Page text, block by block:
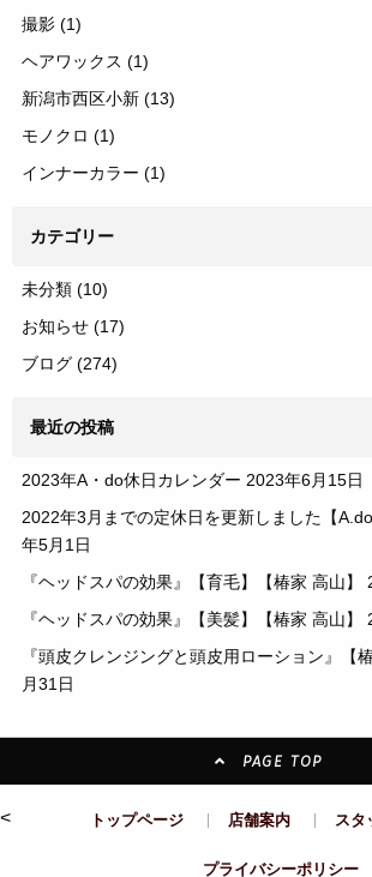
撮影 (1)
ヘアワックス (1)
新潟市西区小新 (13)
モノクロ (1)
インナーカラー (1)
カテゴリー
未分類 (10)
お知らせ (17)
ブログ (274)
最近の投稿
2023年A・do休日カレンダー 2023年6月15日
2022年3月までの定休日を更新しました【
年5月1日
『ヘッドスパの効果』【育毛】【椿家 高山】
『ヘッドスパの効果』【美髪】【椿家 高山】
『頭皮クレンジングと頭皮用ローション』【
月31日
PAGE TOP
< トップページ 店舗案内 スタ
プライバシーポリシー